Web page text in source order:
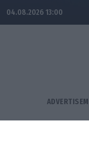
04.08.2026 13:00